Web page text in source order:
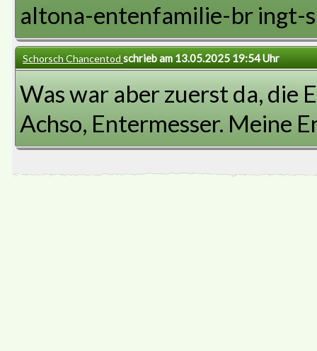
altona-entenfamilie-br ingt-
Schorsch Chancentod schrieb am 13.05.2025 19:54 Uhr
Was war aber zuerst da, die
Achso, Entermesser. Meine